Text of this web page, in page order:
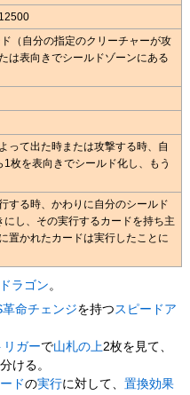
（自分の指定のクリーチャーが攻
は表向きでシールドゾーンにある
って出た時または攻撃する時、自
枚を表向きでシールド化し、もう
する時、かわりに自分のシールド
し、その実行するカードを持ち主
置かれたカードは実行したことに
ラゴン 。
革命チェンジを持つスピードア
リガーで山札の上2枚を見て、
ける。
ドの実行に対して、置換効果